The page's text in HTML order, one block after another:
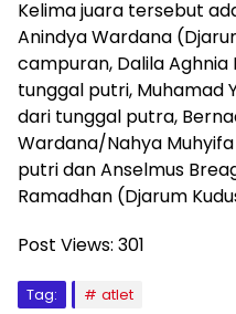
Kelima juara tersebut
Anindya Wardana
campuran, Dalila
tunggal putri, Muhamad
dari tunggal putra,
Wardana/Nahya
putri dan Anselmus
Ramadhan (Djarum
Post Views: 301
Tag:
atlet